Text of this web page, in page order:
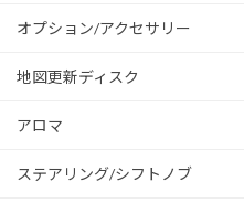
オプション/アクセサリー
地図更新ディスク
アロマ
ステアリング/シフトノブ